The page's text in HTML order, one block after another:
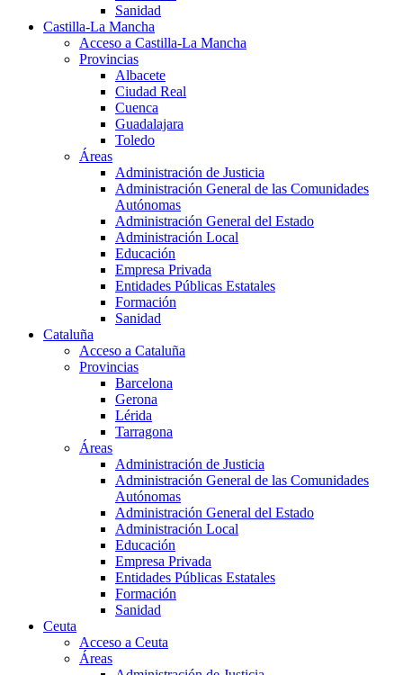
Sanidad
Castilla-La Mancha
Acceso a Castilla-La Mancha
Provincias
Albacete
Ciudad Real
Cuenca
Guadalajara
Toledo
Áreas
Administración de Justicia
Administración General de las Comunidades
Autónomas
Administración General del Estado
Administración Local
Educación
Empresa Privada
Entidades Públicas Estatales
Formación
Sanidad
Cataluña
Acceso a Cataluña
Provincias
Barcelona
Gerona
Lérida
Tarragona
Áreas
Administración de Justicia
Administración General de las Comunidades
Autónomas
Administración General del Estado
Administración Local
Educación
Empresa Privada
Entidades Públicas Estatales
Formación
Sanidad
Ceuta
Acceso a Ceuta
Áreas